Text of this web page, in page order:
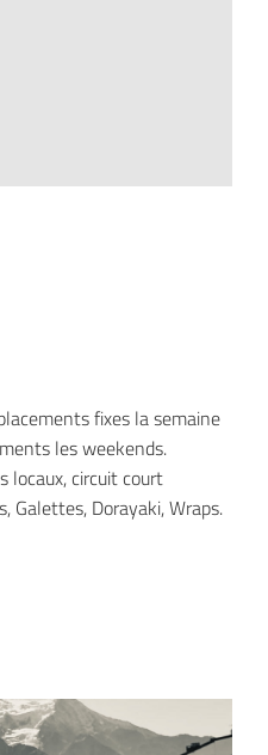
fixes la semaine
les weekends.
locaux, circuit court
Galettes, Dorayaki, Wraps.